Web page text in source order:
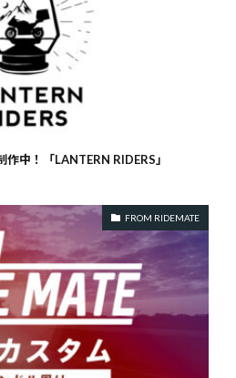
中！「LANTERN RIDERS」
FROM RIDEMATE